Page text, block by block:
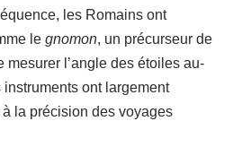
les Romains ont
le gnomon, un précurseur de
mesurer l’angle des étoiles au-
ont largement
la précision des voyages